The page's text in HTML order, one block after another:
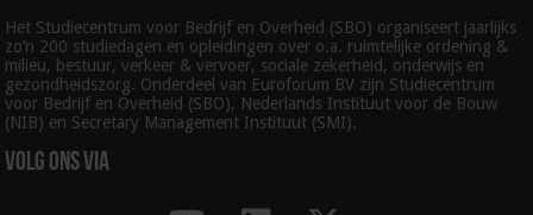
Het Studiecentrum voor Bedrijf en Overheid (SBO) organiseert jaarlijks
zo’n 200 studiedagen en opleidingen over o.a. ruimtelijke ordening &
milieu, bestuur, verkeer & vervoer, sociale zekerheid, onderwijs en
gezondheidszorg. Onderdeel van Euroforum BV zijn Studiecentrum
voor Bedrijf en Overheid (SBO), Nederlands Instituut voor de Bouw
(NIB) en Secretary Management Instituut (SMI).
Volg ons via